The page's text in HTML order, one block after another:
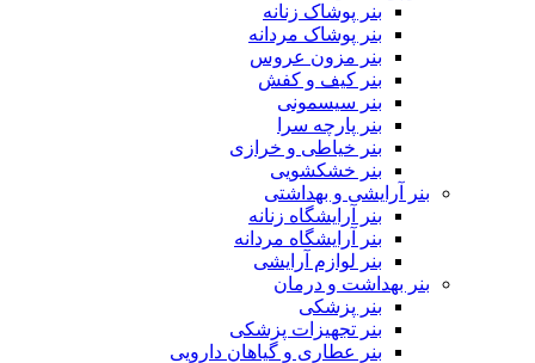
بنر پوشاک زنانه
بنر پوشاک مردانه
بنر مزون عروس
بنر کیف و کفش
بنر سیسمونی
بنر پارچه سرا
بنر خیاطی و خرازی
بنر خشکشویی
بنر آرایشی و بهداشتی
بنر آرایشگاه زنانه
بنر آرایشگاه مردانه
بنر لوازم آرایشی
بنر بهداشت و درمان
بنر پزشکی
بنر تجهیزات پزشکی
بنر عطاری و گیاهان دارویی